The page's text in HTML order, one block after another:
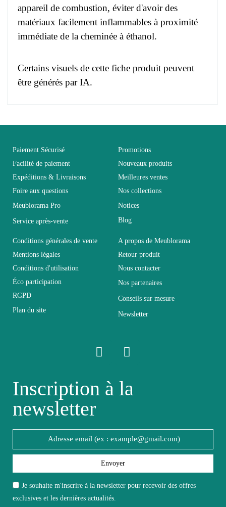
appareil de combustion, éviter d'avoir des
matériaux facilement inflammables à proximité
immédiate de la cheminée à éthanol.
Certains visuels de cette fiche produit peuvent
être générés par IA.
Age Adulte
Collection FLY
Coloris Noir
Dimensions L260xH170xP40
Electrique Electrique
Non Empilable
Fixe Fixe
Garantie
170
Vous devez vous connecter pour laisser un avis
Paiement Sécurisé
Facilité de paiement
Expéditions & Livraisons
Foire aux questions
Meublorama Pro
Service après-vente
Promotions
Nouveaux produits
Meilleures ventes
Nos collections
Notices
Blog
Conditions générales de vente
Mentions légales
Conditions d'utilisation
Éco participation
RGPD
Plan du site
A propos de Meublorama
Retour produit
Nous contacter
Nos partenaires
Conseils sur mesure
Newsletter
Inscription à la
newsletter
Envoyer
Je souhaite m'inscrire à la newsletter pour recevoir des offres
exclusives et les dernières actualités.